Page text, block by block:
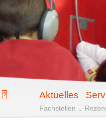
Aktuelles
Fachstellen